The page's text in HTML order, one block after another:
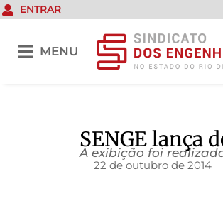
ENTRAR
MENU
SENGE lança
A exibição foi
22 de outubro de 2014